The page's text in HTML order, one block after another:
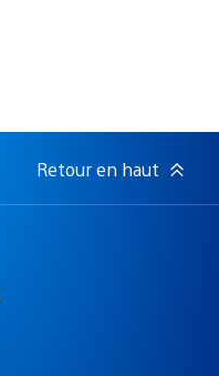
Retour en haut